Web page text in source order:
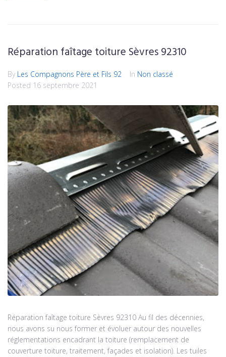
Réparation faîtage toiture Sèvres 92310
By Les Compagnons Père et Fils 92 In Non classé
Posted 16 septembre 2021
Réparation faîtage toiture Sèvres 92310 Au fil des décennies,
nous avons su nous former et évoluer autour des nouvelles
réglementations encadrant la toiture (remplacement de
couverture toiture, traitement, façades et isolation). Les tuiles